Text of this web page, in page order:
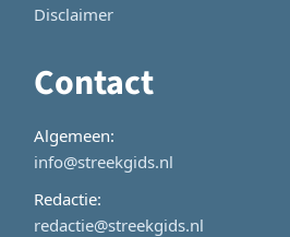
Disclaimer
Contact
Algemeen:
info@streekgids.nl
Redactie:
redactie@streekgids.nl